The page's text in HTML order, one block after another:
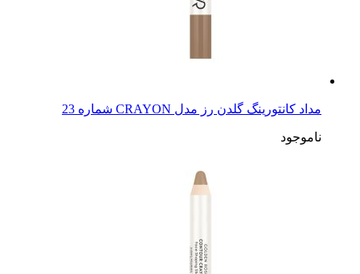
مداد کانتورینگ گلدن رز مدل CRAYON شماره 23
ناموجود